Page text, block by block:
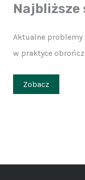
Najbliższe
Aktualne
w praktyce
Zobacz